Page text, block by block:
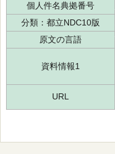
個人件名典拠番号
分類：都立NDC10版
原文の言語
資料情報1
URL